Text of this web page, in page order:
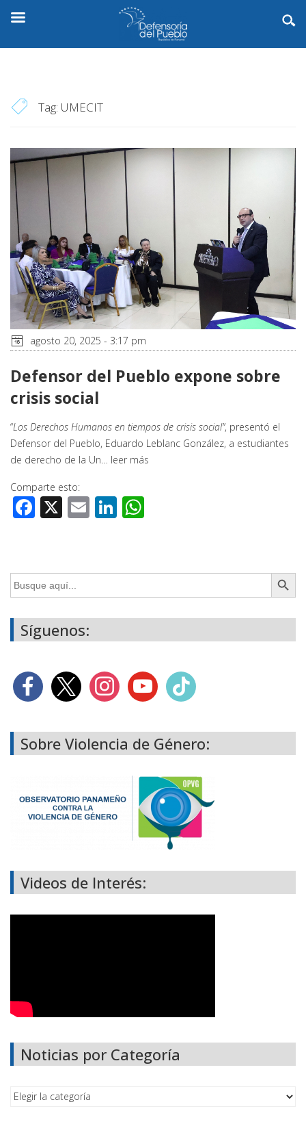
Tag: UMECIT
agosto 20, 2025 - 3:17 pm
Defensor del Pueblo expone sobre
crisis social
“Los Derechos Humanos en tiempos de crisis social”, presentó el
Defensor del Pueblo, Eduardo Leblanc González, a estudiantes
de derecho de la Un… leer más
Comparte esto:
Facebook
X EmailLinkedIn
Buscar: Botón de
Síguenos:
Sobre Violencia de Género:
Videos de Interés:
Noticias por Categoría